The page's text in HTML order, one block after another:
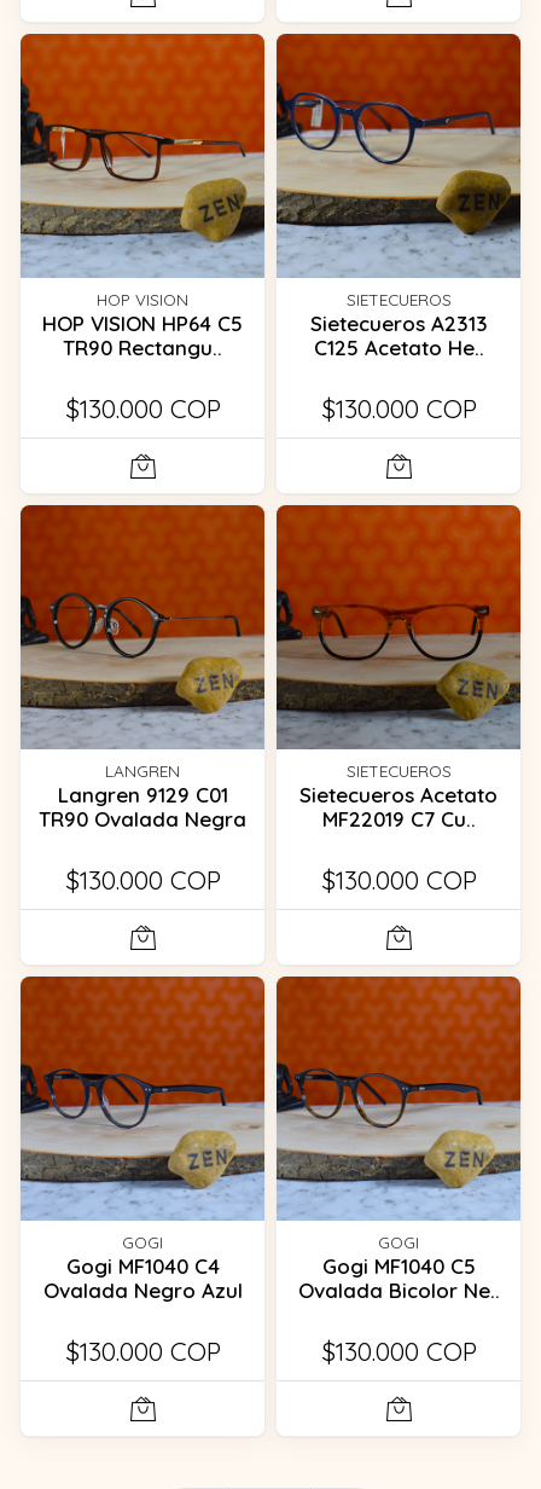
HOP VISION
HOP VISION HP64 C5
TR90 Rectangu..
$130.000 COP
SIETECUEROS
Sietecueros A2313
C125 Acetato He..
$130.000 COP
LANGREN
Langren 9129 C01
TR90 Ovalada Negra
$130.000 COP
SIETECUEROS
Sietecueros Acetato
MF22019 C7 Cu..
$130.000 COP
GOGI
Gogi MF1040 C4
Ovalada Negro Azul
$130.000 COP
GOGI
Gogi MF1040 C5
Ovalada Bicolor Ne..
$130.000 COP